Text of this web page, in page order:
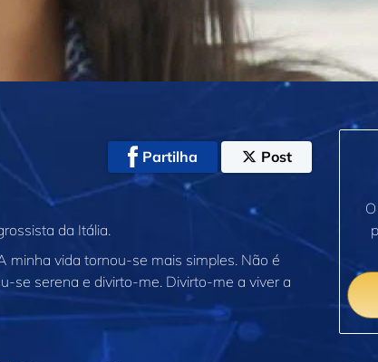
Partilha Post
da Itália.
minha vida tornou‑se mais simples. Não é
serena e divirto‑me. Divirto‑me a viver a